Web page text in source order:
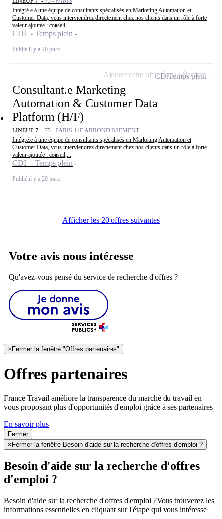
Intégré.e à une équipe de consultants spécialisés en Marketing Automation et
Customer Data, vous interviendrez directement chez nos clients dans un rôle à forte
valeur ajoutée : conseil,...
CDI - Temps plein
Publié il y a 20 jours
Consultant.e Marketing
Automation & Customer Data
Platform (H/F)
LINEUP 7 - 75 - PARIS 14E ARRONDISSEMENT
Intégré.e à une équipe de consultants spécialisés en Marketing Automation et
Customer Data, vous interviendrez directement chez nos clients dans un rôle à forte
valeur ajoutée : conseil,...
CDI - Temps plein
Publié il y a 20 jours
CDITemps plein
Ajouter cette offre à ma sélection
Afficher les 20 offres suivantes
Votre avis nous intéresse
Qu'avez-vous pensé du service de recherche d'offres ?
× Fermer la fenêtre "Offres partenaires"
Offres partenaires
France Travail améliore la transparence du marché du travail en
vous proposant plus d'opportunités d'emploi grâce à ses partenaires
En savoir plus
Fermer
× Fermer la fenêtre Besoin d'aide sur la recherche d'offres d'emploi ?
Besoin d'aide sur la recherche d'offres
d'emploi ?
Besoin d'aide sur la recherche d'offres d'emploi ?Vous trouverez les
informations essentielles en cliquant sur l'étape qui vous intéresse